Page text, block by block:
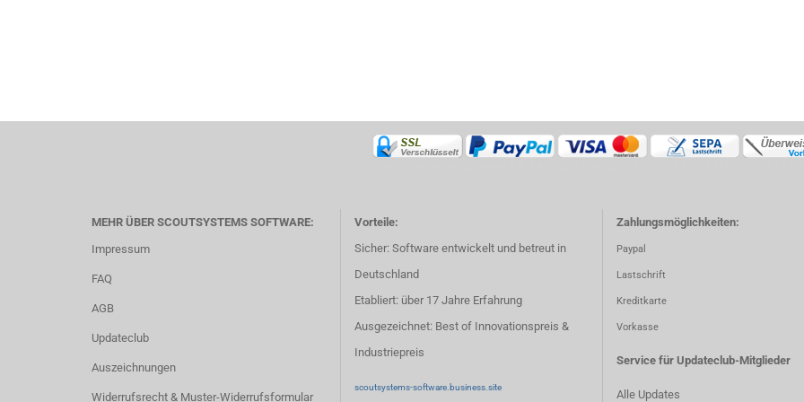
MEHR ÜBER SCOUTSYSTEMS SOFTWARE:
Impressum
FAQ
AGB
Updateclub
Auszeichnungen
Widerrufsrecht & Muster-Widerrufsformular
Vorteile:
Sicher: Software entwickelt und betreut in
Deutschland
Etabliert: über 17 Jahre Erfahrung
Ausgezeichnet: Best of Innovationspreis &
Industriepreis
scoutsystems-software.business.site
Zahlungsmöglichkeiten:
Paypal
Lastschrift
Kreditkarte
Vorkasse
Service für Updateclub-Mitglieder
Alle Updates